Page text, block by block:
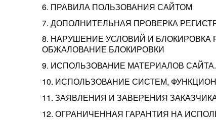
6. ПРАВИЛА ПОЛЬЗОВАНИЯ САЙТОМ
7. ДОПОЛНИТЕЛЬНАЯ ПРОВЕРКА
8. НАРУШЕНИЕ УСЛОВИЙ И БЛОКИРОВКА
ОБЖАЛОВАНИЕ БЛОКИРОВКИ
9. ИСПОЛЬЗОВАНИЕ МАТЕРИАЛОВ
10. ИСПОЛЬЗОВАНИЕ СИСТЕМ,
11. ЗАЯВЛЕНИЯ И ЗАВЕРЕНИЯ
12. ОГРАНИЧЕННАЯ ГАРАНТИЯ НА